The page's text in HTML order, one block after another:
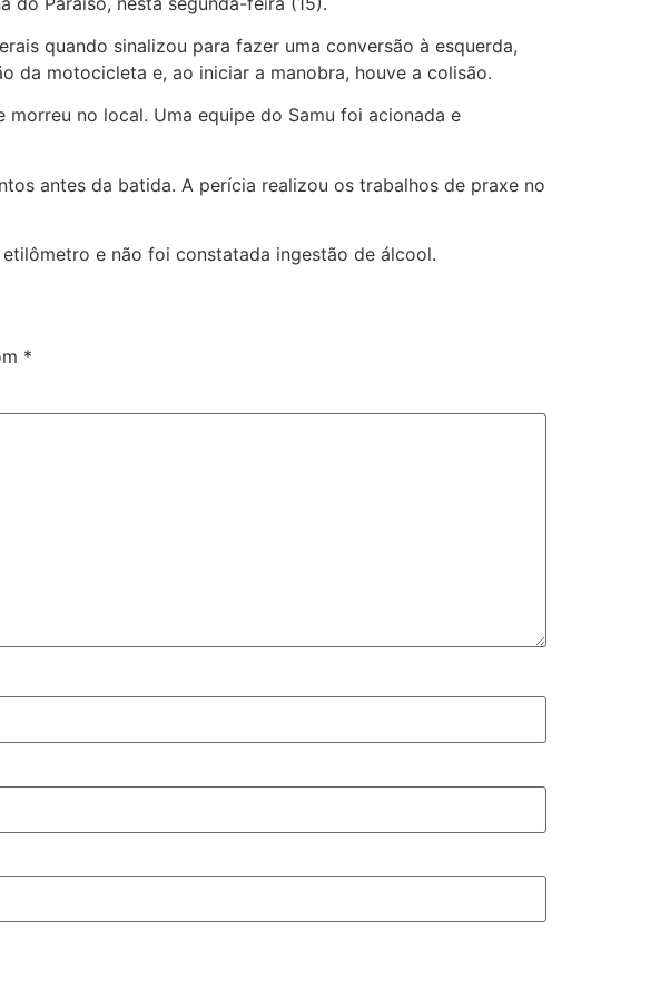
quando sinalizou para fazer uma conversão à esquerda,
da motocicleta e, ao iniciar a manobra, houve a colisão.
no local. Uma equipe do Samu foi acionada e
antes da batida. A perícia realizou os trabalhos de praxe no
e não foi constatada ingestão de álcool.
*